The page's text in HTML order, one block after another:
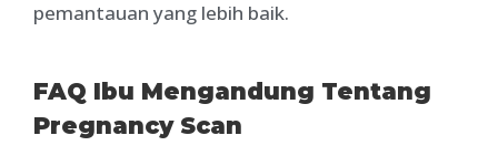
pemantauan yang lebih baik.
FAQ Ibu Mengandung Tentang
Pregnancy Scan